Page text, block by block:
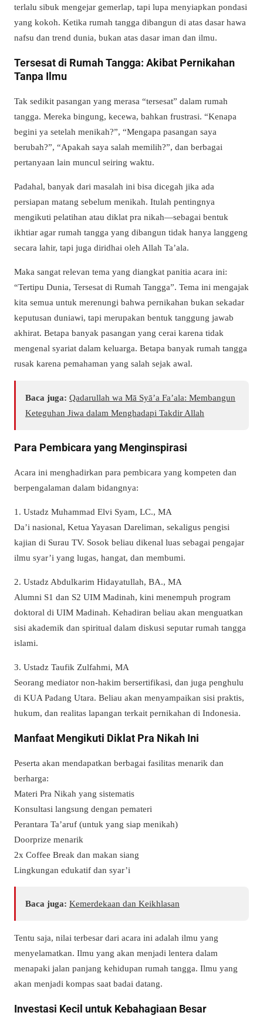
terlalu sibuk mengejar gemerlap, tapi lupa menyiapkan pondasi
yang kokoh. Ketika rumah tangga dibangun di atas dasar hawa
nafsu dan trend dunia, bukan atas dasar iman dan ilmu.
Tersesat di Rumah Tangga: Akibat Pernikahan
Tanpa Ilmu
Tak sedikit pasangan yang merasa “tersesat” dalam rumah
tangga. Mereka bingung, kecewa, bahkan frustrasi. “Kenapa
begini ya setelah menikah?”, “Mengapa pasangan saya
berubah?”, “Apakah saya salah memilih?”, dan berbagai
pertanyaan lain muncul seiring waktu.
Padahal, banyak dari masalah ini bisa dicegah jika ada
persiapan matang sebelum menikah. Itulah pentingnya
mengikuti pelatihan atau diklat pra nikah—sebagai bentuk
ikhtiar agar rumah tangga yang dibangun tidak hanya langgeng
secara lahir, tapi juga diridhai oleh Allah Ta’ala.
Maka sangat relevan tema yang diangkat panitia acara ini:
“Tertipu Dunia, Tersesat di Rumah Tangga”. Tema ini mengajak
kita semua untuk merenungi bahwa pernikahan bukan sekadar
keputusan duniawi, tapi merupakan bentuk tanggung jawab
akhirat. Betapa banyak pasangan yang cerai karena tidak
mengenal syariat dalam keluarga. Betapa banyak rumah tangga
rusak karena pemahaman yang salah sejak awal.
Baca juga: Qadarullah wa Mā Syā’a Fa’ala: Membangun
Keteguhan Jiwa dalam Menghadapi Takdir Allah
Para Pembicara yang Menginspirasi
Acara ini menghadirkan para pembicara yang kompeten dan
berpengalaman dalam bidangnya:
1. Ustadz Muhammad Elvi Syam, LC., MA
Da’i nasional, Ketua Yayasan Dareliman, sekaligus pengisi
kajian di Surau TV. Sosok beliau dikenal luas sebagai pengajar
ilmu syar’i yang lugas, hangat, dan membumi.
2. Ustadz Abdulkarim Hidayatullah, BA., MA
Alumni S1 dan S2 UIM Madinah, kini menempuh program
doktoral di UIM Madinah. Kehadiran beliau akan menguatkan
sisi akademik dan spiritual dalam diskusi seputar rumah tangga
islami.
3. Ustadz Taufik Zulfahmi, MA
Seorang mediator non-hakim bersertifikasi, dan juga penghulu
di KUA Padang Utara. Beliau akan menyampaikan sisi praktis,
hukum, dan realitas lapangan terkait pernikahan di Indonesia.
Manfaat Mengikuti Diklat Pra Nikah Ini
Peserta akan mendapatkan berbagai fasilitas menarik dan
berharga:
Materi Pra Nikah yang sistematis
Konsultasi langsung dengan pemateri
Perantara Ta’aruf (untuk yang siap menikah)
Doorprize menarik
2x Coffee Break dan makan siang
Lingkungan edukatif dan syar’i
Baca juga: Kemerdekaan dan Keikhlasan
Tentu saja, nilai terbesar dari acara ini adalah ilmu yang
menyelamatkan. Ilmu yang akan menjadi lentera dalam
menapaki jalan panjang kehidupan rumah tangga. Ilmu yang
akan menjadi kompas saat badai datang.
Investasi Kecil untuk Kebahagiaan Besar